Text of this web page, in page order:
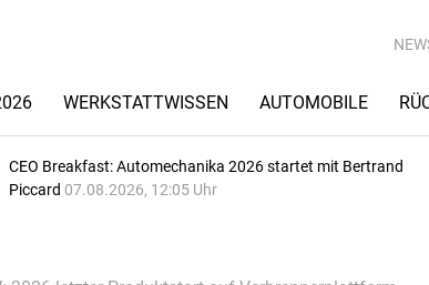
WERKSTATTWISSEN AUTOMOBILE
CEO Breakfast: Automechanika 2026 startet mit Bertrand
Piccard 07.08.2026, 12:05 Uhr